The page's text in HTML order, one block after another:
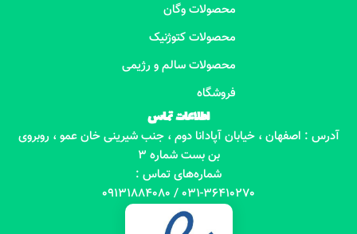
محصولات وگان
محصولات کتوژنیک
محصولات سالم و رژیمی
فروشگاه
اطلاعات تماس
آدرس : اصفهان ، خیابان آپادانا دوم ، جنب شیرینی خان عمو ، روبروی
بن بست شماره 3
شماره‌های تماس :
031-36410270 / 09131884080